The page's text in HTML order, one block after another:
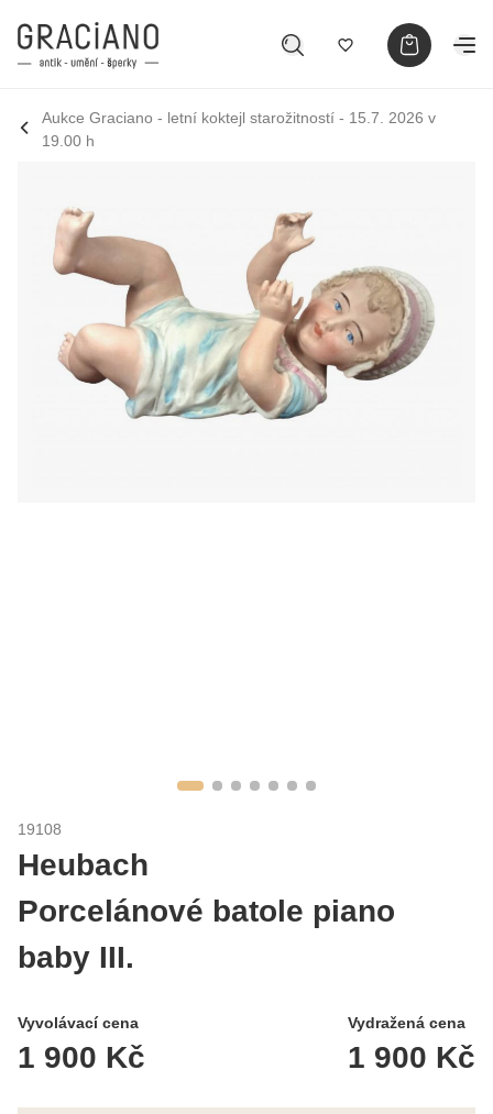
Aukce Graciano - letní koktejl starožitností - 15.7. 2026 v
19.00 h
19108
Heubach
Porcelánové batole piano
baby III.
Vyvolávací cena
1 900 Kč
Vydražená cena
1 900 Kč